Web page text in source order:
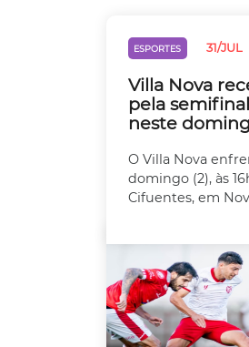
ESPORTES 31/JUL
Villa Nova
pela
neste
O Villa Nova
domingo (2), às
Cifuentes, em